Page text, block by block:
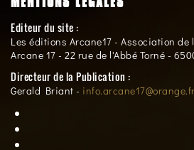
Editeur du site :
Les éditions Arcane17 - Association de
Arcane 17 - 22 rue de l'Abbé Torné -
Directeur de la Publication :
Gerald Briant - info.arcane17@orange.fr